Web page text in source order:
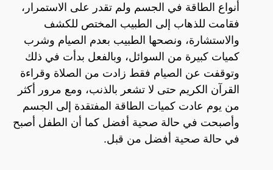
أنواع الطاقة في الجسم ولم تقدر على الاستمرار،
فقامت للذهاب إلى الطبيب المختص للكشف
والاستشارة، ونصحها الطبيب بعدم الصيام وشرب
كميات كبيرة من السوائل، وبالفعل بدأت في ذلك
وتوقفت عن الصيام فقط زادت من الصلاة وقراءة
القرآن الكريم حتى لا تشعر بالذنب، ومع مرور أكثر
من يوم عادت كميات الطاقة المفتقدة إلى الجسم
وأصبحت في حالة صحية أفضل كما أن الطفل أصبح
في حالة صحية أفضل من قبل.